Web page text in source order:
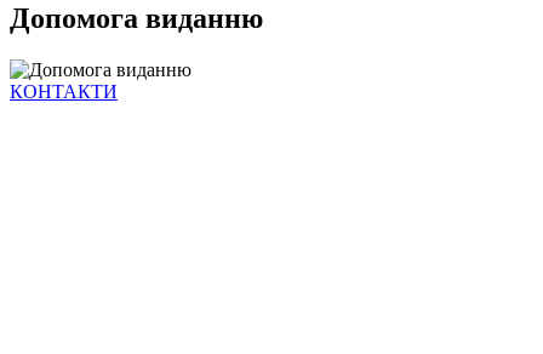
Допомога виданню
КОНТАКТИ